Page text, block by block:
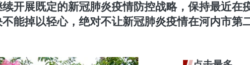
开展既定的新冠肺炎疫情防控战略，保持最近在
能掉以轻心，绝对不让新冠肺炎疫情在河内市第